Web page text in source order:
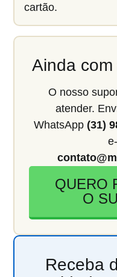
cartão.
Ainda
O nosso
atender.
WhatsApp (31)
QUERO
O
Receba